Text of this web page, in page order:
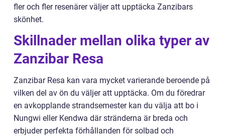
fler och fler resenärer väljer att upptäcka Zanzibars
skönhet.
Skillnader mellan olika typer av
Zanzibar Resa
Zanzibar Resa kan vara mycket varierande beroende på
vilken del av ön du väljer att upptäcka. Om du föredrar
en avkopplande strandsemester kan du välja att bo i
Nungwi eller Kendwa där stränderna är breda och
erbjuder perfekta förhållanden för solbad och